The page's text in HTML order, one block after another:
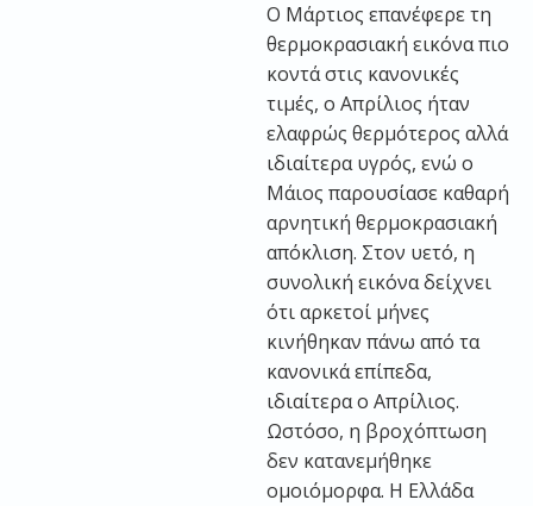
Ο Μάρτιος επανέφερε τη
θερμοκρασιακή εικόνα πιο
κοντά στις κανονικές
τιμές, ο Απρίλιος ήταν
ελαφρώς θερμότερος αλλά
ιδιαίτερα υγρός, ενώ ο
Μάιος παρουσίασε καθαρή
αρνητική θερμοκρασιακή
απόκλιση. Στον υετό, η
συνολική εικόνα δείχνει
ότι αρκετοί μήνες
κινήθηκαν πάνω από τα
κανονικά επίπεδα,
ιδιαίτερα ο Απρίλιος.
Ωστόσο, η βροχόπτωση
δεν κατανεμήθηκε
ομοιόμορφα. Η Ελλάδα